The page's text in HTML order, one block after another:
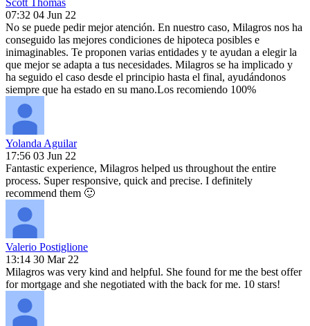
Scott Thomas
07:32 04 Jun 22
No se puede pedir mejor atención. En nuestro caso, Milagros nos ha
conseguido las mejores condiciones de hipoteca posibles e
inimaginables. Te proponen varias entidades y te ayudan a elegir la
que mejor se adapta a tus necesidades. Milagros se ha implicado y
ha seguido el caso desde el principio hasta el final, ayudándonos
siempre que ha estado en su mano.Los recomiendo 100%
Yolanda Aguilar
17:56 03 Jun 22
Fantastic experience, Milagros helped us throughout the entire
process. Super responsive, quick and precise. I definitely
recommend them 🙂
Valerio Postiglione
13:14 30 Mar 22
Milagros was very kind and helpful. She found for me the best offer
for mortgage and she negotiated with the back for me. 10 stars!